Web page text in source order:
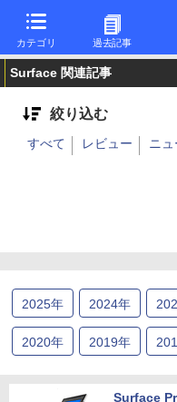
カテゴリ 過去記事
Surface 関連記事
絞り込む
すべて レビュー ニュ
2025年 2024年
2020年 2019年
Surface